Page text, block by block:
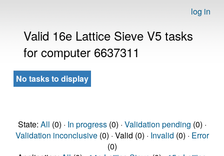
log in
Valid 16e Lattice Sieve V5 tasks
for computer 6637311
No tasks to display
State: All (0) · In progress(0) · Validation pending (0) ·
Validation inconclusive(0) · Valid (0) · Invalid (0) · Error
(0)